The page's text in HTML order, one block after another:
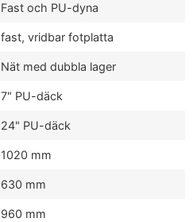
Fast och PU-dyna
fast, vridbar fotplatta
Nät med dubbla lager
7" PU-däck
24" PU-däck
1020 mm
630 mm
960 mm